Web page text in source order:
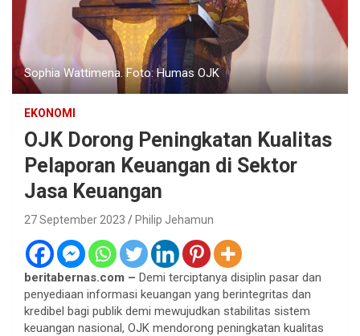
Sophia Wattimena. Foto: Humas OJK
EKONOMI
OJK Dorong Peningkatan Kualitas
Pelaporan Keuangan di Sektor
Jasa Keuangan
27 September 2023 Philip Jehamun
beritabernas.com – Demi terciptanya disiplin pasar dan
penyediaan informasi keuangan yang berintegritas dan
kredibel bagi publik demi mewujudkan stabilitas sistem
keuangan nasional, OJK mendorong peningkatan kualitas